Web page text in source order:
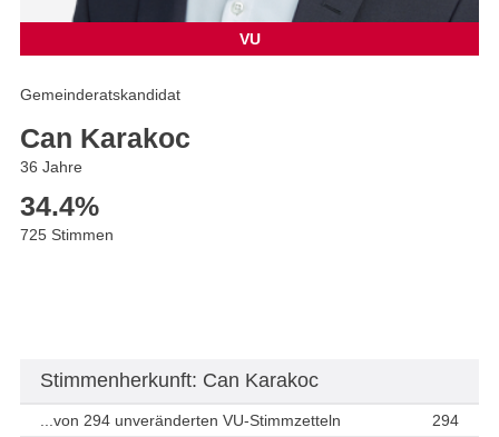
VU
Gemeinderatskandidat
Can Karakoc
36 Jahre
34.4%
725 Stimmen
Stimmenherkunft: Can Karakoc
...von 294 unveränderten VU-Stimmzetteln
294